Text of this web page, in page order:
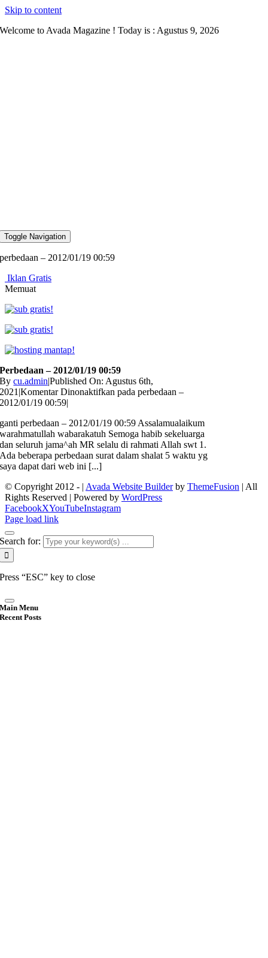
Skip to content
Welcome to Avada Magazine ! Today is : Agustus 9, 2026
Toggle Navigation
perbedaan – 2012/01/19 00:59
Iklan Gratis
Memuat
Perbedaan – 2012/01/19 00:59
Bycu.admin|Published On: Agustus 6th,
2021 |Komentar Dinonaktifkan pada perbedaan –
2012/01/19 00:59|
ganti perbedaan – 2012/01/19 00:59 Assalamualaikum
warahmatullah wabarakatuh Semoga habib sekeluarga
dan seluruh jama^ah MR selalu di rahmati Allah swt 1.
Ada beberapa perbedaan surat dalam shalat 5 waktu yg
saya dapat dari web ini [...]
© Copyright 2012 - | Avada Website Builderby ThemeFusion | All
Rights Reserved | Powered by WordPress
FacebookXYouTubeInstagram
Page load link
Search for:
Press “ESC” key to close
Main Menu
Recent Posts